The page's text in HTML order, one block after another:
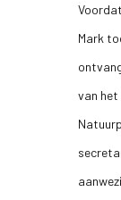
Mark
van het